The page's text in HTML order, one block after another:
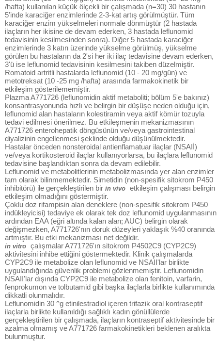
/hafta) kullanılan küçük ölçekli bir çalışmada (n=30) 30 hastanın
5'inde karaciğer enzimlerinde 2-3-kat artış görülmüştür. Tüm
karaciğer enzim yükselmeleri normale dönmüştür (2 hastada
ilaçların her ikisine de devam ederken, 3 hastada leflunomid
tedavisinin kesilmesinden sonra). Diğer 5 hastada karaciğer
enzimlerinde 3 katın üzerinde yükselme görülmüş, yükselme
görülen bu hastaların da 2'si her iki ilaç tedavisine devam ederken,
3'ü ise leflunomid tedavisinin kesilmesini takiben düzelmiştir.
Romatoid artritli hastalarda leflunomid (10 - 20 mg/gün) ve
metotreksat (10 -25 mg /hafta) arasında farmakokinetik bir
etkileşim gösterilememiştir.
Plazma A771726 (leflunomidin aktif metaboliti; bölüm 5'e bakınız)
konsantrasyonunda hızlı ve belirgin bir düşüşe neden olduğu için,
leflunomid alan hastaların kolestiramin veya aktif kömür tozuyla
tedavi edilmesi önerilmez. Bu etkileşmenin mekanizmasının
A771726 enterohepatik döngüsünün ve/veya gastrointestinal
diyalizinin engellenmesi şeklinde olduğu düşünülmektedir.
Hastalar önceden nonsteroidal antienflamatuar ilaçlar (NSAIİ)
ve/veya kortikosteroid ilaçlar kullanıyorlarsa, bu ilaçlara leflunomid
tedavisine başlandıktan sonra da devam edilebilir.
Leflunomid ve metabolitlerinin metabolizmasında yer alan enzimler
tam olarak bilinmemektedir. Simetidin (non-spesifik sitokrom P450
inhibitörü) ile gerçekleştirilen bir in vivo etkileşim çalışması belirgin
etkileşim olmadığını göstermiştir.
Çoklu doz rifampisin alan deneklere (non-spesifik sitokrom P450
indükleyicisi) tedaviye ek olarak tek doz leflunomid uygulanmasının
ardından EAA (eğri altında kalan alan; AUC) belirgin olarak
değişmezken, A771726'nın doruk düzeyleri yaklaşık %40 oranında
artmıştır. Bu etki mekanizması net değildir.
in vitro çalışmalar A771726'ın sitokrom P4502C9 (CYP2C9)
aktivitesini inhibe ettiğini göstermektedir. Klinik çalışmalarda
CYP2C9 ile metabolize olan leflunomid ve NSAII'lar birlikte
uygulandığında güvenlik problemi gözlenmemiştir. Leflunomidin
NSAII'lar dışında CYP2C9 ile metabolize olan fenitoin, varfarin,
fenprokumon ve tolbutamid gibi başka ilaçlarla birlikte kullanımında
dikkatli olunmalıdır.
Leflunomidin 30 ^g etinilestradiol içeren trifazik oral kontraseptif
ilaçlarla birlikte kullanıldığı sağlıklı kadın gönüllülerde
gerçekleştirilen bir çalışmada, ilaçların kontraseptif aktivitesinde bir
azalma olmamış ve A771726 farmakokinetikleri beklenen aralıkta
bulunmuştur.